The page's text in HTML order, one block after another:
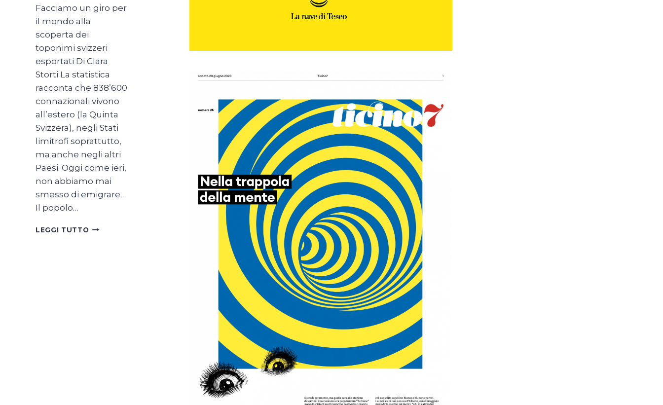
Facciamo un giro per
il mondo alla
scoperta dei
toponimi svizzeri
esportati Di Clara
Storti La statistica
racconta che 838’600
connazionali vivono
all’estero (la Quinta
Svizzera), negli Stati
limitrofi soprattutto,
ma anche negli altri
Paesi. Oggi come ieri,
non abbiamo mai
smesso di emigrare…
Il popolo…
LEGGI TUTTO SON